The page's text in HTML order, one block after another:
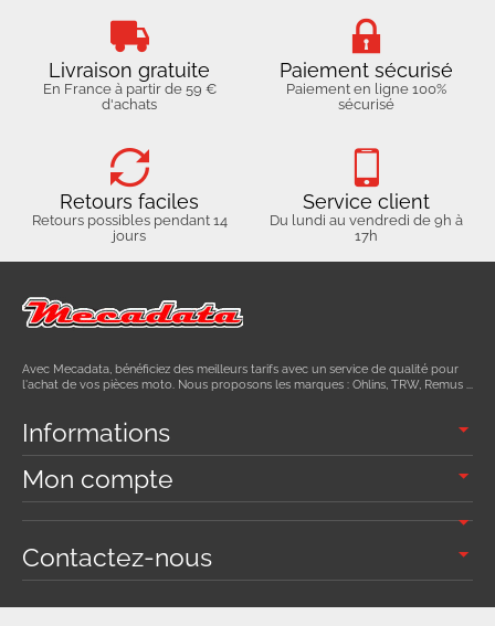
Livraison gratuite
En France à partir de 59 €
d'achats
Paiement sécurisé
Paiement en ligne 100%
sécurisé
Retours faciles
Retours possibles pendant 14
jours
Service client
Du lundi au vendredi de 9h à
17h
Avec Mecadata, bénéficiez des meilleurs tarifs avec un service de qualité pour
l'achat de vos pièces moto. Nous proposons les marques : Ohlins, TRW, Remus ...
Informations
Mon compte
Contactez-nous